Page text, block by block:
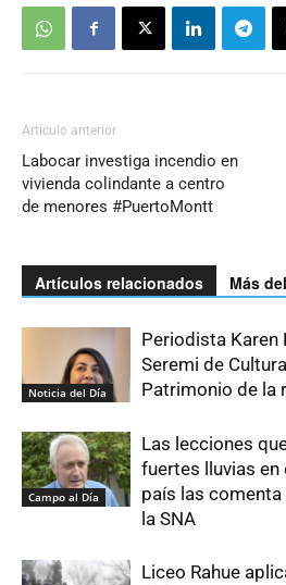
Artículo anterior
Labocar investiga incendio en
vivienda colindante a centro
de menores #PuertoMontt
Artículos relacionados Más
Noticia del Día
Periodista Karen
Seremi de
Patrimonio de la
Campo al Día
Las lecciones
fuertes lluvias en
país las
la SNA
Liceo Rahue